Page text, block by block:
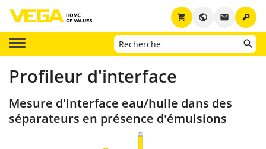
key
email
public
shopping_cart
Profileur d'interface
Mesure d'interface eau/huile dans des
séparateurs en présence d'émulsions